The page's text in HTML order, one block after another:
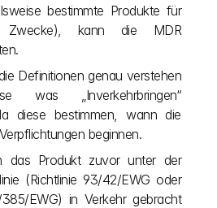
bestimmte Produkte für
Zwecke), kann die MDR
Definitionen genau verstehen
was „Inverkehrbringen“
diese bestimmen, wann die
beginnen.
das Produkt zuvor unter der
(Richtlinie 93/42/EWG oder
EWG) in Verkehr gebracht